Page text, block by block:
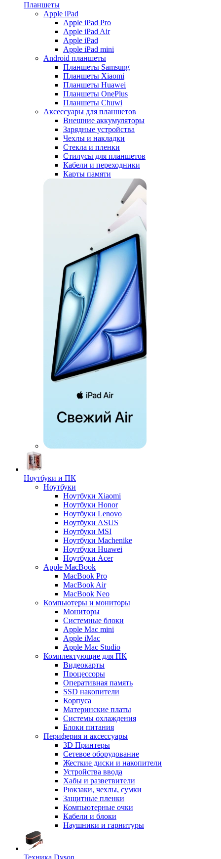
Планшеты
Apple iPad
Apple iPad Pro
Apple iPad Air
Apple iPad
Apple iPad mini
Android планшеты
Планшеты Samsung
Планшеты Xiaomi
Планшеты Huawei
Планшеты OnePlus
Планшеты Chuwi
Аксессуары для планшетов
Внешние аккумуляторы
Зарядные устройства
Чехлы и накладки
Стекла и пленки
Стилусы для планшетов
Кабели и переходники
Карты памяти
Ноутбуки и ПК
Ноутбуки
Ноутбуки Xiaomi
Ноутбуки Honor
Ноутбуки Lenovo
Ноутбуки ASUS
Ноутбуки MSI
Ноутбуки Machenike
Ноутбуки Huawei
Ноутбуки Acer
Apple MacBook
MacBook Pro
MacBook Air
MacBook Neo
Компьютеры и мониторы
Мониторы
Системные блоки
Apple Mac mini
Apple iMac
Apple Mac Studio
Комплектующие для ПК
Видеокарты
Процессоры
Оперативная память
SSD накопители
Корпуса
Материнские платы
Системы охлаждения
Блоки питания
Периферия и аксессуары
3D Принтеры
Сетевое оборудование
Жесткие диски и накопители
Устройства ввода
Хабы и разветвители
Рюкзаки, чехлы, сумки
Защитные пленки
Компьютерные очки
Кабели и блоки
Наушники и гарнитуры
Техника Dyson